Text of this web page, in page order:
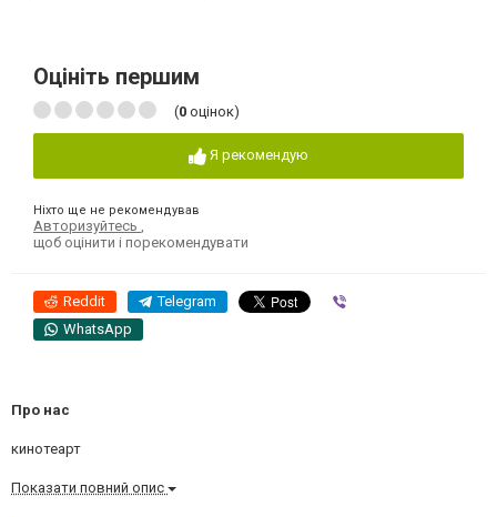
Оцініть першим
(0 оцінок)
Я рекомендую
Ніхто ще не рекомендував
Авторизуйтесь
щоб оцінити і порекомендувати
Reddit Telegram
WhatsApp
Про нас
кинотеарт
Показати повний опис